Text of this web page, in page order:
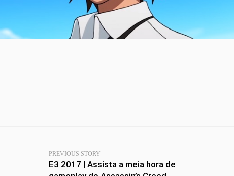
PREVIOUS STORY
E3 2017 | Assista a meia hora de